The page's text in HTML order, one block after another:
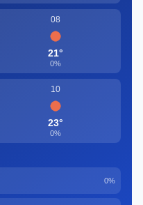
08
21°
0%
10
23°
0%
0%